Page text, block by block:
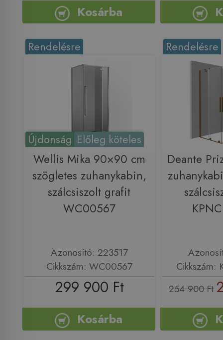
Kosárba
Újdonság Előleg köteles
Rendelésre
Wellis Mika 90×90 cm
szögletes zuhanykabin,
szálcsiszolt grafit
WC00567
Azonosító: 223517
Cikkszám: WC00567
299 900 Ft
Kosárba
Rendelésre
Deante
Cikkszám:
254 900 Ft